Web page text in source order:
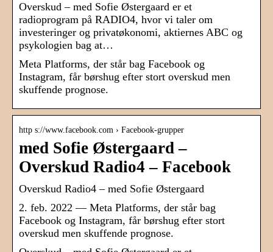
Overskud – med Sofie Østergaard er et
radioprogram på RADIO4, hvor vi taler om
investeringer og privatøkonomi, aktiernes ABC og
psykologien bag at…
Meta Platforms, der står bag Facebook og
Instagram, får børshug efter stort overskud men
skuffende prognose.
http s://www.facebook.com › Facebook-grupper
med Sofie Østergaard –
Overskud Radio4 – Facebook
Overskud Radio4 – med Sofie Østergaard
2. feb. 2022 — Meta Platforms, der står bag
Facebook og Instagram, får børshug efter stort
overskud men skuffende prognose.